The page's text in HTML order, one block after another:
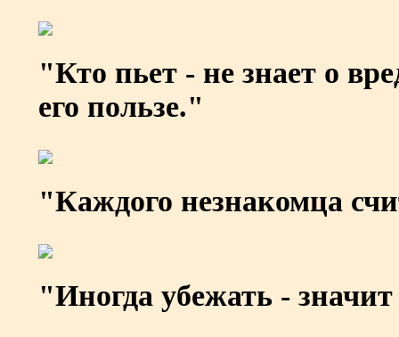
"Кто пьет - не знает о
его пользе."
"Каждого незнакомца
"Иногда убежать -